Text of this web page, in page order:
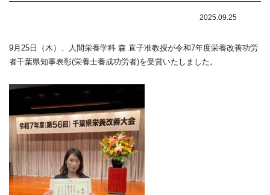
2025.09.25
9月25日（木）、人間栄養学科 森 直子准教授が令和7年度栄養改善功労
者千葉県知事表彰(栄養士養成功労者)を受賞いたしました。